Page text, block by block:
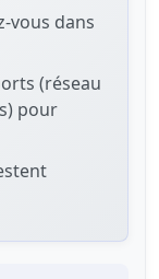
dans
(réseau
pour